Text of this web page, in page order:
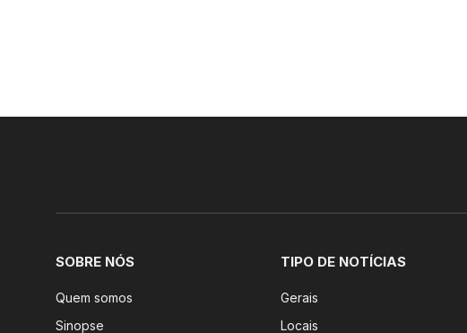
SOBRE NÓS
Quem somos
Sinopse
TIPO DE NOTÍCIAS
Gerais
Locais